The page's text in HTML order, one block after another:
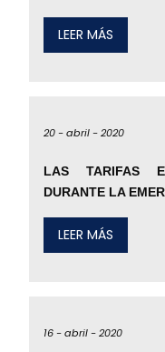
LEER MÁS
20 -abril -2020
LAS TARIFAS
DURANTE LA
LEER MÁS
16 -abril -2020